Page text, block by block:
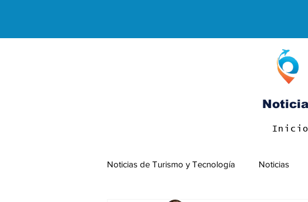
Inicio
Noticias de Turismo y Tecnología Noticias